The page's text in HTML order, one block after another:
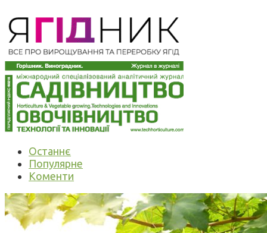
Останнє
Популярне
Коменти